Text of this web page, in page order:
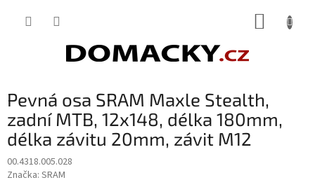
Pevná osa SRAM Maxle Stealth,
zadní MTB, 12x148, délka 180mm,
délka závitu 20mm, závit M12
00.4318.005.028
Značka: SRAM